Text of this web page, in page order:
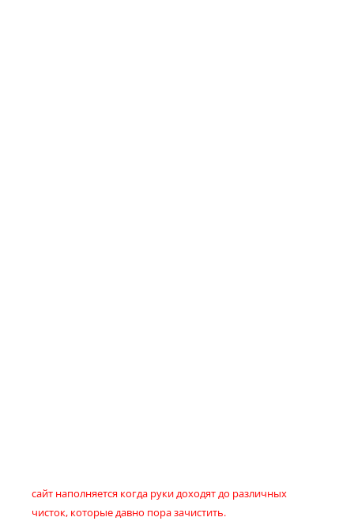
сайт наполняется когда руки доходят до различных
чисток, которые давно пора зачистить.